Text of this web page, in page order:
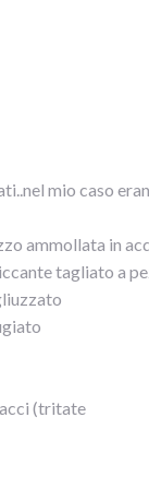
mio caso
ammollata in
tagliato a
(tritate